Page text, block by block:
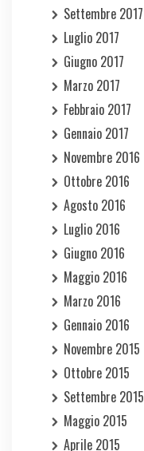
Settembre 2017
Luglio 2017
Giugno 2017
Marzo 2017
Febbraio 2017
Gennaio 2017
Novembre 2016
Ottobre 2016
Agosto 2016
Luglio 2016
Giugno 2016
Maggio 2016
Marzo 2016
Gennaio 2016
Novembre 2015
Ottobre 2015
Settembre 2015
Maggio 2015
Aprile 2015